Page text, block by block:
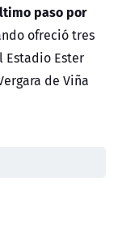
paso por
ofreció tres
Estadio Ester
de Viña